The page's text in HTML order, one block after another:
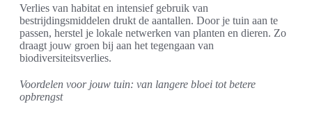
Verlies van habitat en intensief gebruik van
bestrijdingsmiddelen drukt de aantallen. Door je tuin aan te
passen, herstel je lokale netwerken van planten en dieren. Zo
draagt jouw groen bij aan het tegengaan van
biodiversiteitsverlies.
Voordelen voor jouw tuin: van langere bloei tot betere
opbrengst